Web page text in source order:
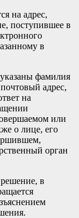
на адрес,
поступившее в
в
фамилия
адрес,
на
или
о лице, его
орган
в